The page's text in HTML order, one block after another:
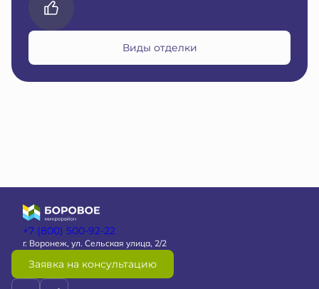
Виды отделки
+7 (800) 500-92-22
г. Воронеж, ул. Сельская улица, 2/2
Заявка на консультацию